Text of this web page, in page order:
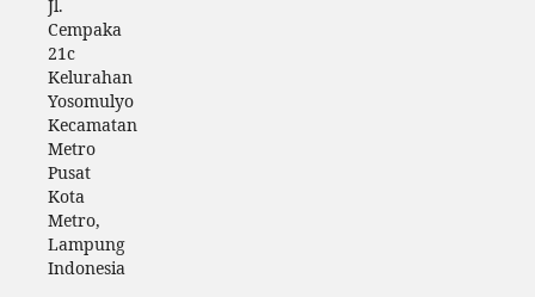
Jl.
Cempaka
21c
Kelurahan
Yosomulyo
Kecamatan
Metro
Pusat
Kota
Metro,
Lampung
Indonesia